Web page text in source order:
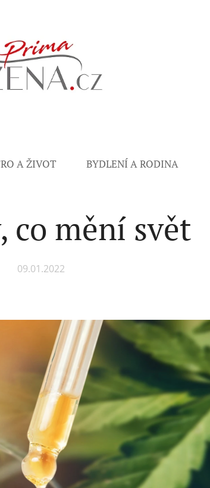
A ŽIVOT BYDLENÍ A RODINA
co mění svět
09.01.2022